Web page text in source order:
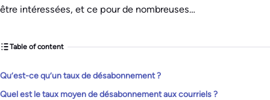
être intéressées, et ce pour de nombreuses…
Table of content
Qu’est-ce qu’un taux de désabonnement ?
Quel est le taux moyen de désabonnement aux courriels ?